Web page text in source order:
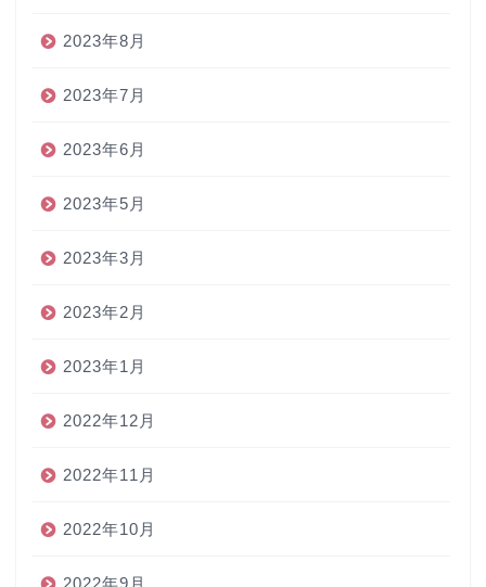
2023年8月
2023年7月
2023年6月
2023年5月
2023年3月
2023年2月
2023年1月
2022年12月
2022年11月
2022年10月